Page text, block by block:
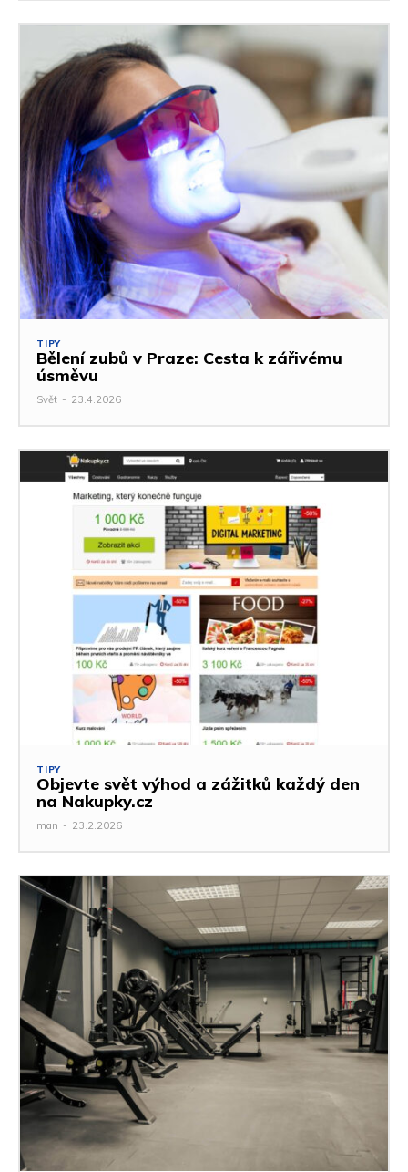
TIPY
Bělení zubů v Praze: Cesta k zářivému
úsměvu
Svět - 23.4.2026
TIPY
Objevte svět výhod a zážitků každý den
na Nakupky.cz
man - 23.2.2026